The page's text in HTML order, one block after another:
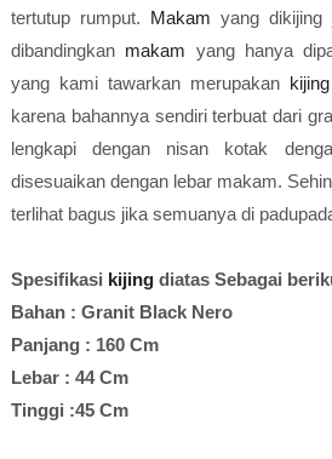
tertutup rumput. Makam yang dikijing
dibandingkan makam yang hanya
yang kami tawarkan merupakan kijing
karena bahannya sendiri terbuat dari
lengkapi dengan nisan kotak
disesuaikan dengan lebar makam.
terlihat bagus jika semuanya di
Spesifikasi kijingdiatas Sebagai
Bahan : Granit Black Nero
Panjang : 160 Cm
Lebar : 44 Cm
Tinggi :45 Cm